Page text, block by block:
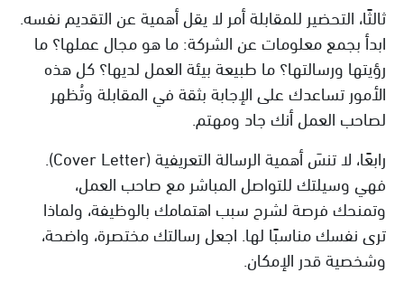
ثالثًا، التحضير للمقابلة أمر لا يقل أهمية عن التقديم نفسه.
ابدأ بجمع معلومات عن الشركة: ما هو مجال عملها؟ ما
رؤيتها ورسالتها؟ ما طبيعة بيئة العمل لديها؟ كل هذه
الأمور تساعدك على الإجابة بثقة في المقابلة وتُظهر
لصاحب العمل أنك جاد ومهتم.
رابعًا، لا تنسَ أهمية الرسالة التعريفية (Cover Letter).
فهي وسيلتك للتواصل المباشر مع صاحب العمل،
وتمنحك فرصة لشرح سبب اهتمامك بالوظيفة، ولماذا
ترى نفسك مناسبًا لها. اجعل رسالتك مختصرة، واضحة،
وشخصية قدر الإمكان.